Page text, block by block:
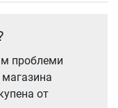
проблеми
от